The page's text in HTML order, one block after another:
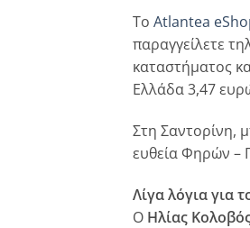
Το Atlantea
παραγγείλετε
καταστήματος
Ελλάδα 3,47
Στη Σαντορίνη,
ευθεία Φηρών –
Λίγα λόγια για
Ο Ηλίας